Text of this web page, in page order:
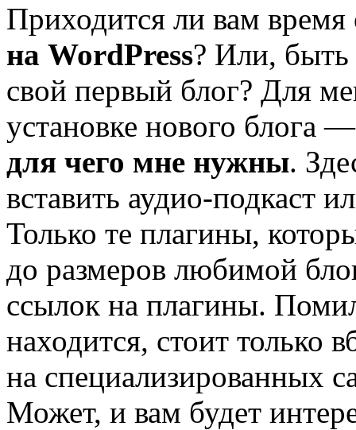
Приходится ли вам
на WordPress? Или, быть
свой первый блог? Для
установке нового блога
для чего мне нужны.
вставить аудио-подкаст
Только те плагины,
до размеров любимой
ссылок на плагины.
находится, стоит только
на специализированных
Может, и вам будет